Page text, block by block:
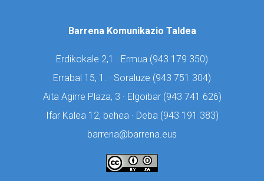
Barrena Komunikazio Taldea
Erdikokale 2,1 · Ermua (943 179 350)
Errabal 15, 1. · Soraluze (943 751 304)
Aita Agirre Plaza, 3 · Elgoibar (943 741 626)
Ifar Kalea 12, behea · Deba (943 191 383)
barrena@barrena.eus